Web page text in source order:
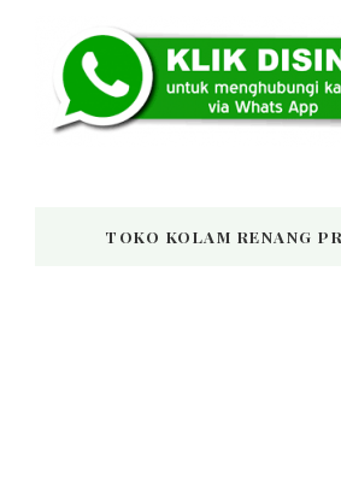
TOKO KOLAM RENANG